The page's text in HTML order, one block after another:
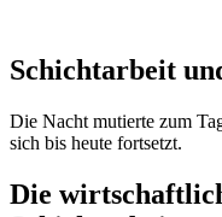
Schichtarbeit
Die Nacht mutierte zum
sich bis heute fortsetzt.
Die